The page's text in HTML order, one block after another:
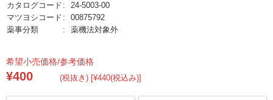
カタログコード
24-5003-00
マツヨシコード
00875792
薬事分類
薬機法対象外
希望小売価格/参考価格
¥400 (税抜き) [¥440(税込み)]